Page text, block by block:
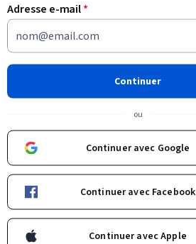
Adresse e-mail*
Continuer
ou
Continuer avec Google
Continuer avec Facebook
Continuer avec Apple